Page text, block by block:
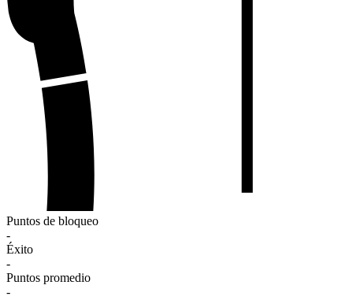
Puntos de bloqueo
-
Éxito
-
Puntos promedio
-